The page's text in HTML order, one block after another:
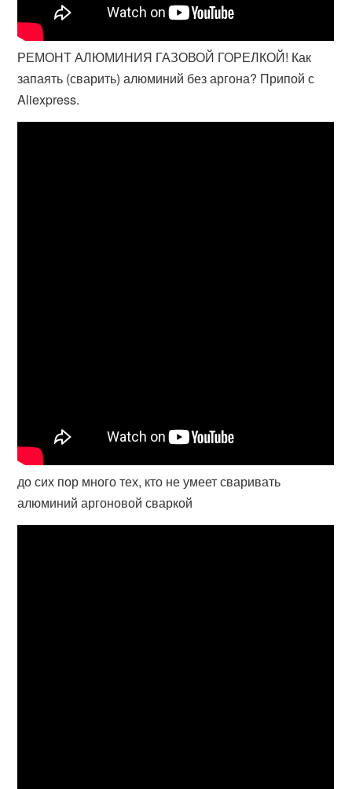
РЕМОНТ АЛЮМИНИЯ ГАЗОВОЙ ГОРЕЛКОЙ! Как
запаять (сварить) алюминий без аргона? Припой с
Aliexpress.
до сих пор много тех, кто не умеет сваривать
алюминий аргоновой сваркой